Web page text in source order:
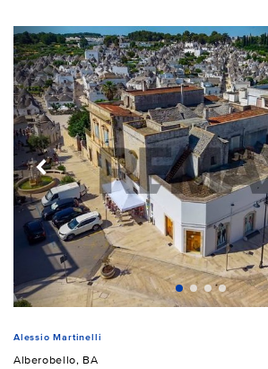
Alessio Martinelli
Alberobello, BA